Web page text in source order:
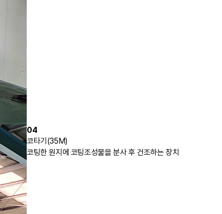
04
코타기(35M)
코팅한 원지에 코팅조성물을 분사 후 건조하는 장치